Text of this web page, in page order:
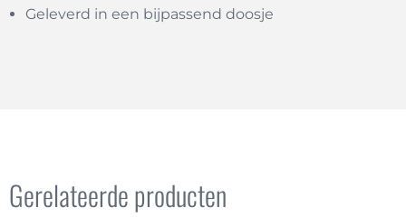
Geleverd in een bijpassend doosje
Gerelateerde producten